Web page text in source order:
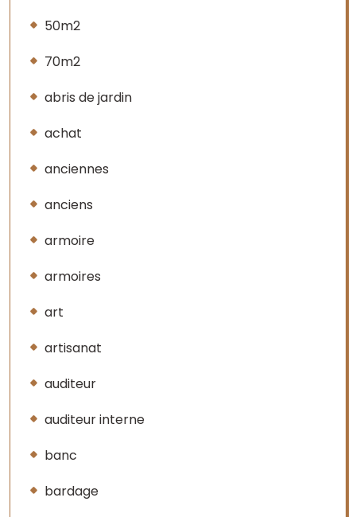
50m2
70m2
abris de jardin
achat
anciennes
anciens
armoire
armoires
art
artisanat
auditeur
auditeur interne
banc
bardage